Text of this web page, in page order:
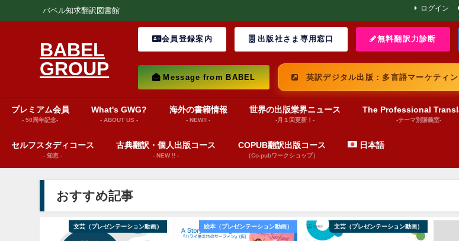
バベル知求翻訳図書館 ログイン
BABEL
GROUP
会員登録案内 出版社さま専用窓口 無料翻訳力診断
Message from BABEL 英訳デジタル出版：多言語マーケティ
プレミアム会員
- 50周年記念-
What's GWG?
- ABOUT US -
海外の書籍情報
- NEW!! -
世界の出版業界ニュース
-月１回更新！-
The Professional
-テーマ別講義室-
セルフスタディコース
- 知恵 -
古典翻訳・個人出版コース
- NEW !! -
COPUB翻訳出版コース
（Co-pubワークショップ）
日本語
おすすめ記事
文芸（プレゼンテーション動画） 絵本（プレゼンテーション動画） 文芸（プレゼンテーション動画）